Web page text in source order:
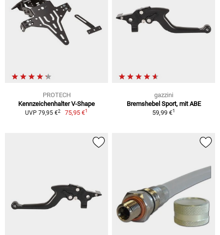
PROTECH
Kennzeichenhalter V-Shape
UVP 79,95 €2 75,95 €1
gazzini
Bremshebel Sport, mit ABE
59,99 €1